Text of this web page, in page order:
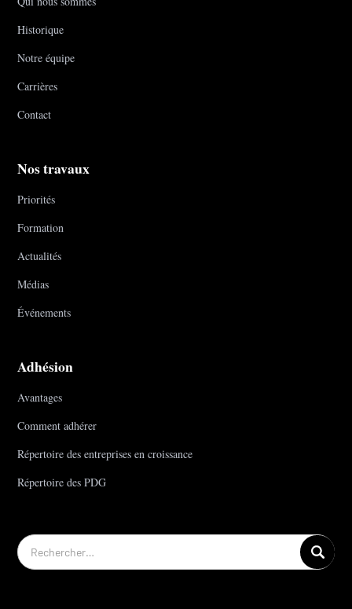
Historique
Notre équipe
Carrières
Contact
Nos travaux
Priorités
Formation
Actualités
Médias
Événements
Adhésion
Avantages
Comment adhérer
Répertoire des entreprises en croissance
Répertoire des PDG